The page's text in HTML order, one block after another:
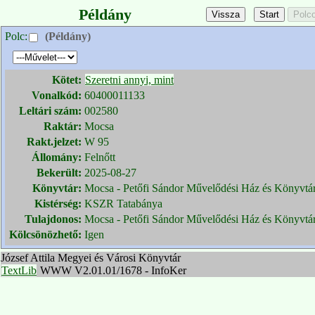
Példány
Polc: (Példány)
Kötet: Szeretni annyi, mint
Vonalkód: 60400011133
Leltári szám: 002580
Raktár: Mocsa
Rakt.jelzet: W 95
Állomány: Felnőtt
Bekerült: 2025-08-27
Könyvtár: Mocsa - Petőfi Sándor Művelődési Ház és
Kistérség: KSZR Tatabánya
Tulajdonos: Mocsa - Petőfi Sándor Művelődési Ház és
Kölcsönözhető: Igen
József Attila Megyei és Városi Könyvtár
TextLib WWW V2.01.01/1678 - InfoKer